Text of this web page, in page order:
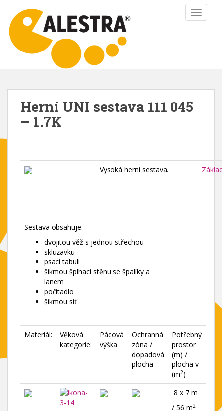
n
Herní UNI sestava 111 045
– 1.7K
Vysoká herní sestava.
Sestava obsahuje:
dvojitou věž s jednou střechou
skluzavku
psací tabuli
šikmou šplhací stěnu se špalíky a
lanem
počítadlo
šikmou síť
Materiál:
Věková
kategorie:
Pádová
výška
Ochranná
zóna /
dopadová
plocha
Potřebný
prostor
(m) /
plocha v
(m2)
8 x 7 m
/ 56 m2